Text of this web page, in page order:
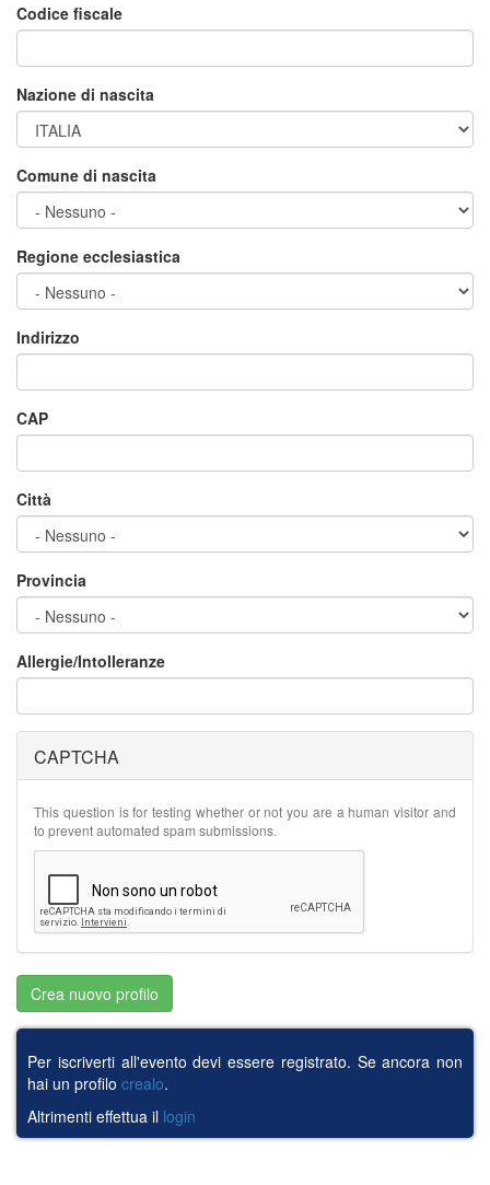
Codice fiscale
Nazione di nascita
Comune di nascita
Regione ecclesiastica
Indirizzo
CAP
Città
Provincia
Allergie/Intolleranze
CAPTCHA
This question is for testing whether or not you are a human visitor and
to prevent automated spam submissions.
Crea nuovo profilo
Per iscriverti all'evento devi essere registrato. Se ancora non
hai un profilo crealo.
Altrimenti effettua il login